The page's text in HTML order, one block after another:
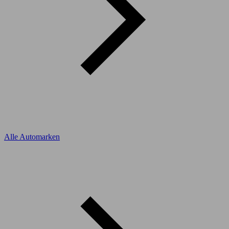
Alle Automarken